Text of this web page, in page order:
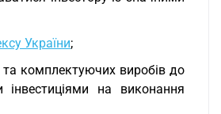
України;
комплектуючих виробів до
інвестиціями на виконання